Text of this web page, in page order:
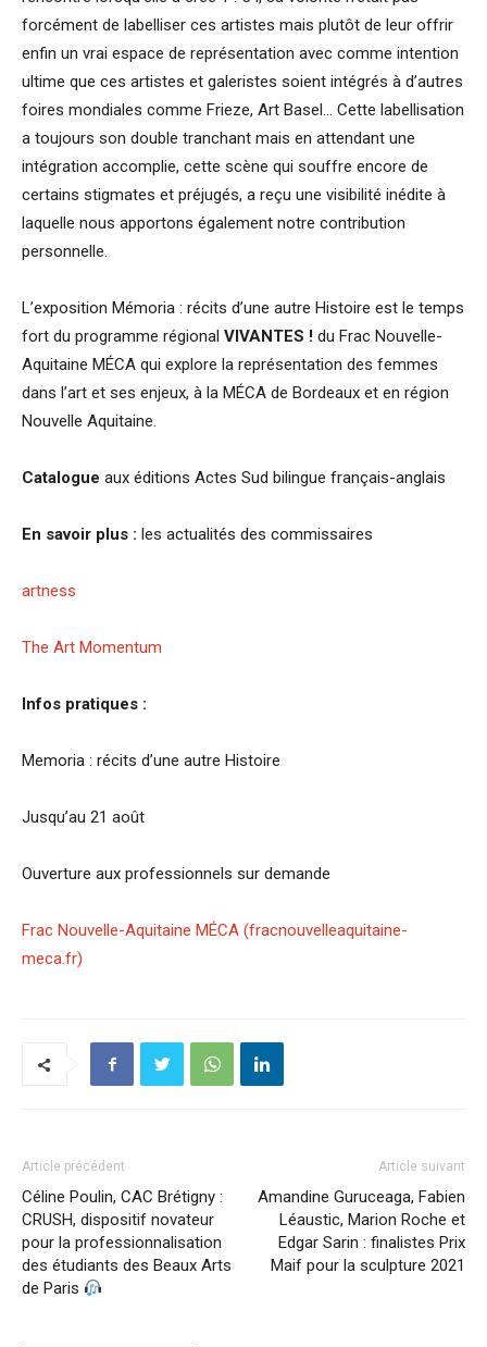
forcément de labelliser ces artistes mais plutôt de leur offrir
enfin un vrai espace de représentation avec comme intention
ultime que ces artistes et galeristes soient intégrés à d’autres
foires mondiales comme Frieze, Art Basel… Cette labellisation
a toujours son double tranchant mais en attendant une
intégration accomplie, cette scène qui souffre encore de
certains stigmates et préjugés, a reçu une visibilité inédite à
laquelle nous apportons également notre contribution
personnelle.
L’exposition Mémoria : récits d’une autre Histoire est le temps
fort du programme régional VIVANTES ! du Frac Nouvelle-
Aquitaine MÉCA qui explore la représentation des femmes
dans l’art et ses enjeux, à la MÉCA de Bordeaux et en région
Nouvelle Aquitaine.
Catalogue aux éditions Actes Sud bilingue français-anglais
En savoir plus : les actualités des commissaires
artness
The Art Momentum
Infos pratiques :
Memoria : récits d’une autre Histoire
Jusqu’au 21 août
Ouverture aux professionnels sur demande
Frac Nouvelle-Aquitaine MÉCA (fracnouvelleaquitaine-
meca.fr)
Article précédent
Céline Poulin, CAC Brétigny :
CRUSH, dispositif novateur
pour la professionnalisation
des étudiants des Beaux Arts
de Paris
Article suivant
Amandine Guruceaga, Fabien
Léaustic, Marion Roche et
Edgar Sarin : finalistes Prix
Maif pour la sculpture 2021